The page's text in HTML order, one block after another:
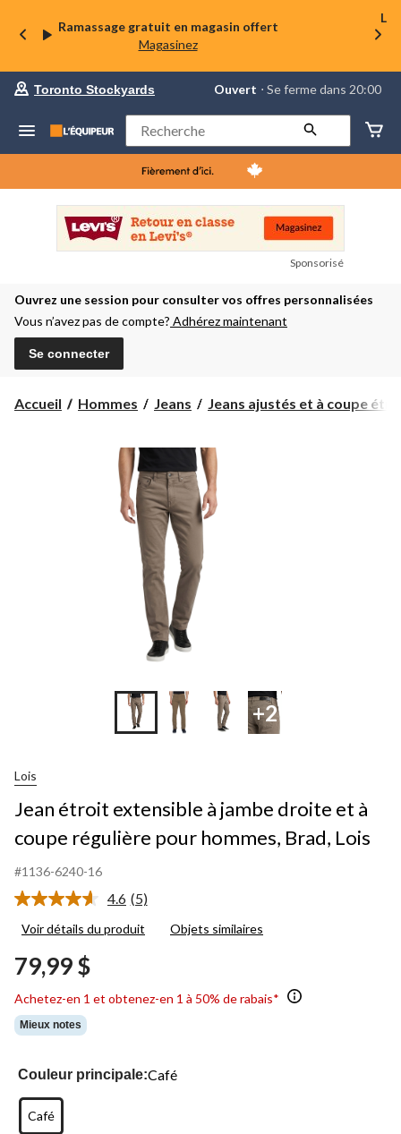
Ramassage gratuit en magasin offert
Magasinez
La
votre
préféré
Toronto
Stockyards,
courament
Ouvert,
ferme
dans
changer
Toronto Stockyards Ouvert ⋅ Se ferme dans 20:00
Rechercher
Sponsorisé
Ouvrez une session pour consulter vos offres personnalisées
Vous n’avez pas de compte? Adhérez maintenant
Se connecter
Accueil Hommes Jeans Jeans ajustés et à coupe étr...
+2
Lois
Jean étroit extensible à jambe droite et à
coupe régulière pour hommes, Brad, Lois
#1136-6240-16
4.6 Lire
5
même
(5)
Voir détails du produit Objets similaires
79,99 $
Achetez-en 1 et obtenez-en 1 à 50% de rabais*
Mieux notes
Couleur principale:Café
Café